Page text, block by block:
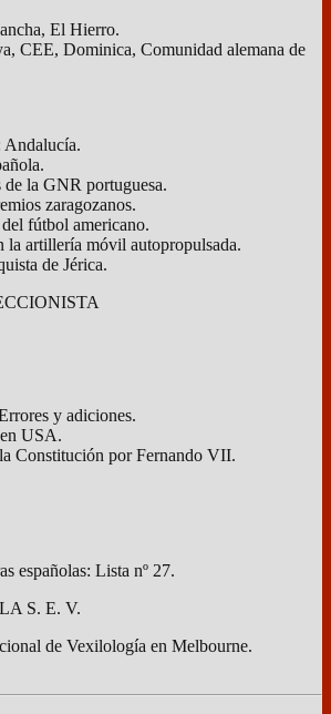
El Hierro.
CEE, Dominica, Comunidad alemana de
de la GNR portuguesa.
zaragozanos.
fútbol americano.
la artillería móvil autopropulsada.
de Jérica.
y adiciones.
USA.
Constitución por Fernando VII.
españolas: Lista nº 27.
S. E. V.
de Vexilología en Melbourne.